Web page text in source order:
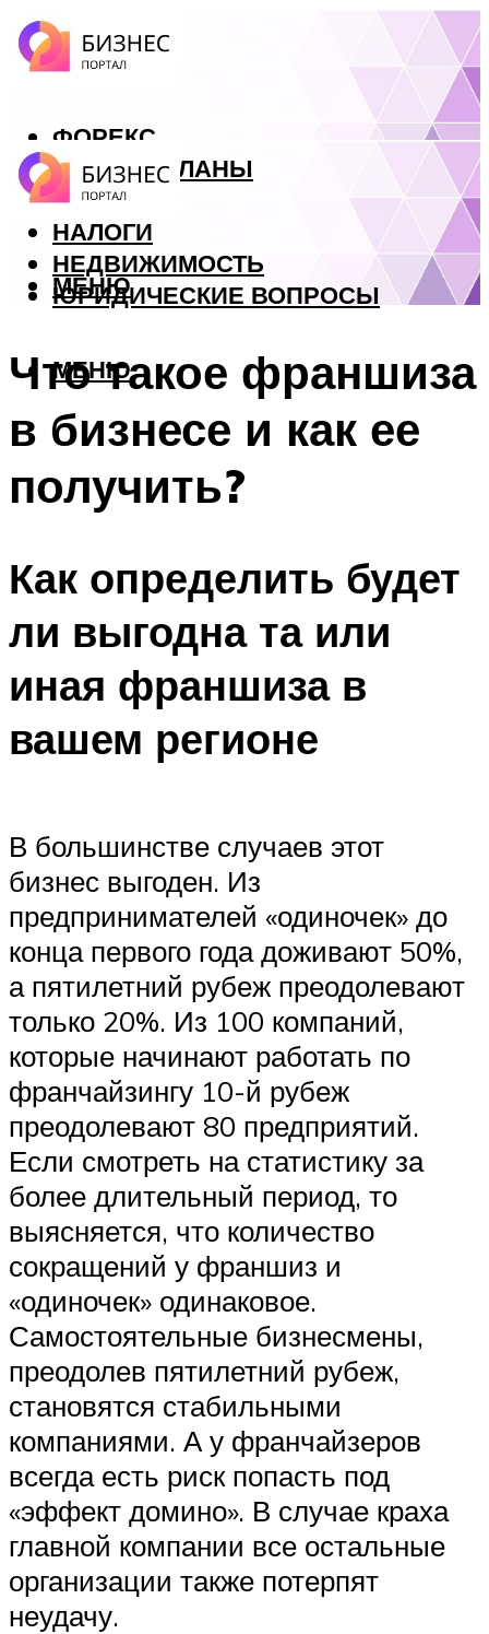
ФОРЕКС
БИЗНЕС ПЛАНЫ
КРЕДИТЫ
НАЛОГИ
НЕДВИЖИМОСТЬ
ЮРИДИЧЕСКИЕ ВОПРОСЫ
МЕНЮ
МЕНЮ
Что такое франшиза
в бизнесе и как ее
получить?
Как определить будет
ли выгодна та или
иная франшиза в
вашем регионе
В большинстве случаев этот
бизнес выгоден. Из
предпринимателей «одиночек» до
конца первого года доживают 50%,
а пятилетний рубеж преодолевают
только 20%. Из 100 компаний,
которые начинают работать по
франчайзингу 10-й рубеж
преодолевают 80 предприятий.
Если смотреть на статистику за
более длительный период, то
выясняется, что количество
сокращений у франшиз и
«одиночек» одинаковое.
Самостоятельные бизнесмены,
преодолев пятилетний рубеж,
становятся стабильными
компаниями. А у франчайзеров
всегда есть риск попасть под
«эффект домино». В случае краха
главной компании все остальные
организации также потерпят
неудачу.